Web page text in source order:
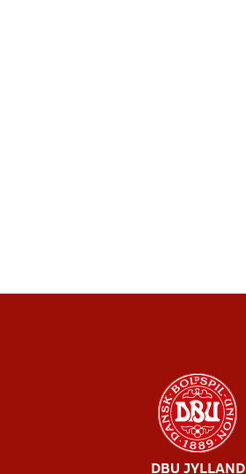
DBU JYLLAND